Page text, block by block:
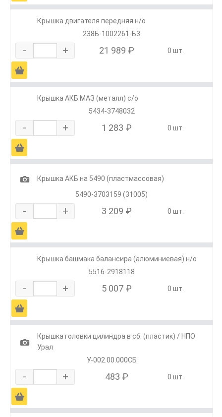
Крышка двигателя передняя н/о
238Б-1002261-Б3
- + 21 989 ₽ 0 шт.
Ä
Крышка АКБ МАЗ (металл) с/о
5434-3748032
- + 1 283 ₽ 0 шт.
Ä
1
Крышка АКБ на 5490 (пластмассовая)
5490-3703159 (31005)
- + 3 209 ₽ 0 шт.
Ä
Крышка башмака балансира (алюминиевая) н/о
5516-2918118
- + 5 007 ₽ 0 шт.
Ä
1
Крышка головки цилиндра в сб. (пластик) / НПО
Урал
У-002.00.000СБ
- + 483 ₽ 0 шт.
Ä